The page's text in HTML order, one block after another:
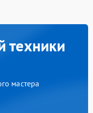
техники
мастера